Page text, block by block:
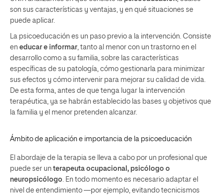
son sus características y ventajas, y en qué situaciones se
puede aplicar.
La psicoeducación es un paso previo a la intervención. Consiste
en educar e informar , tanto al menor con un trastorno en el
desarrollo como a su familia, sobre las características
específicas de su patología, cómo gestionarla para minimizar
sus efectos y cómo intervenir para mejorar su calidad de vida.
De esta forma, antes de que tenga lugar la intervención
terapéutica, ya se habrán establecido las bases y objetivos que
la familia y el menor pretenden alcanzar.
Ámbito de aplicación e importancia de la psicoeducación
El abordaje de la terapia se lleva a cabo por un profesional que
puede ser un terapeuta ocupacional, psicólogo o
neuropsicólogo . En todo momento es necesario adaptar el
nivel de entendimiento —por ejemplo, evitando tecnicismos